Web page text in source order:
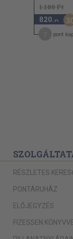
1.180 Ft
820 ,-Ft
pont
RÉSZLETES
PONTÁRUHÁZ
ELŐJEGYZÉS
FIZESSEN